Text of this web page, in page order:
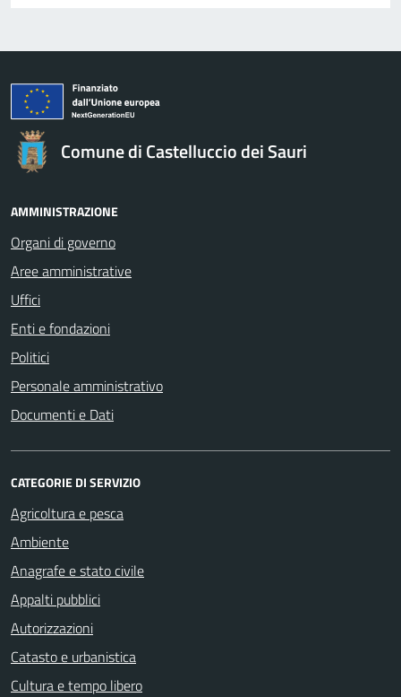
Comune di Castelluccio dei Sauri
AMMINISTRAZIONE
Organi di governo
Aree amministrative
Uffici
Enti e fondazioni
Politici
Personale amministrativo
Documenti e Dati
CATEGORIE DI SERVIZIO
Agricoltura e pesca
Ambiente
Anagrafe e stato civile
Appalti pubblici
Autorizzazioni
Catasto e urbanistica
Cultura e tempo libero